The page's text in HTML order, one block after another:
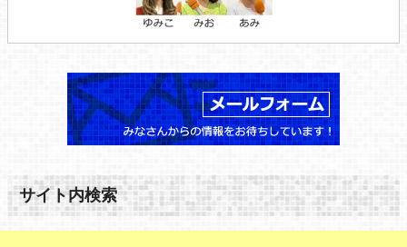
サイト内検索